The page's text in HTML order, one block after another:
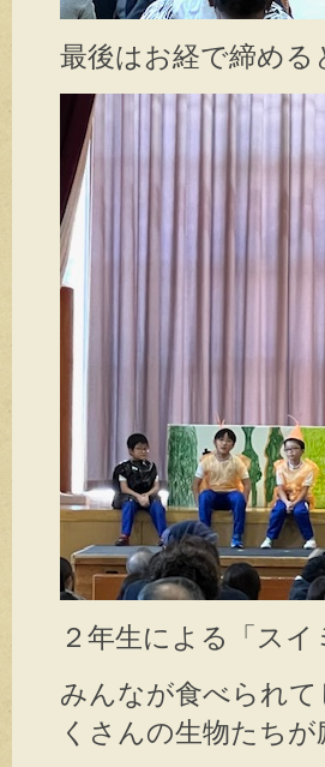
最後はお経で締め
２年生による「スイ
みんなが食べられ
くさんの生物たちが